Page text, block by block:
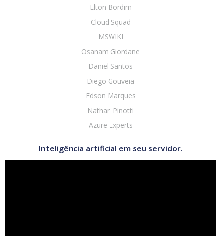
Elton Bordim
Cloud Squad
MSWIKI
Osanam Giordane
Daniel Santos
Diego Gouveia
Edson Marques
Nathan Pinotti
Azure Experts
Inteligência artificial em seu servidor.